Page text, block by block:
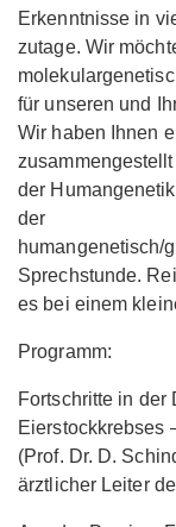
Erkenntnisse in
zutage. Wir
für unseren und
Wir haben Ihnen
der
der
humangenetisch/
Sprechstunde.
es bei einem
Programm:
Fortschritte in der
Eierstockkrebses
(Prof. Dr. D.
ärztlicher Leiter